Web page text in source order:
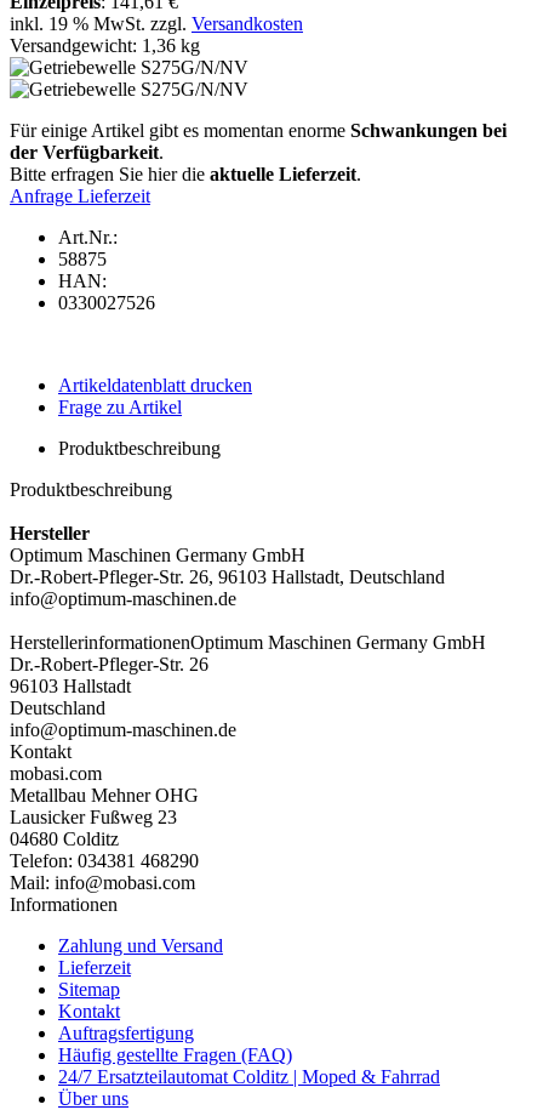
inkl. 19 % MwSt. zzgl. Versandkosten
Versandgewicht: 1,36 kg
Für einige Artikel gibt es momentan enorme Schwankungen bei
der Verfügbarkeit.
Bitte erfragen Sie hier die aktuelle Lieferzeit.
Anfrage Lieferzeit
Art.Nr.:
58875
HAN:
0330027526
Artikeldatenblatt drucken
Frage zu Artikel
Produktbeschreibung
Produktbeschreibung
Hersteller
Optimum Maschinen Germany GmbH
Dr.-Robert-Pfleger-Str. 26, 96103 Hallstadt, Deutschland
info@optimum-maschinen.de
HerstellerinformationenOptimum Maschinen Germany GmbH
Dr.-Robert-Pfleger-Str. 26
96103 Hallstadt
Deutschland
info@optimum-maschinen.de
Kontakt
mobasi.com
Metallbau Mehner OHG
Lausicker Fußweg 23
04680 Colditz
Telefon: 034381 468290
Mail: info@mobasi.com
Informationen
Zahlung und Versand
Lieferzeit
Sitemap
Kontakt
Auftragsfertigung
Häufig gestellte Fragen (FAQ)
24/7 Ersatzteilautomat Colditz | Moped & Fahrrad
Über uns